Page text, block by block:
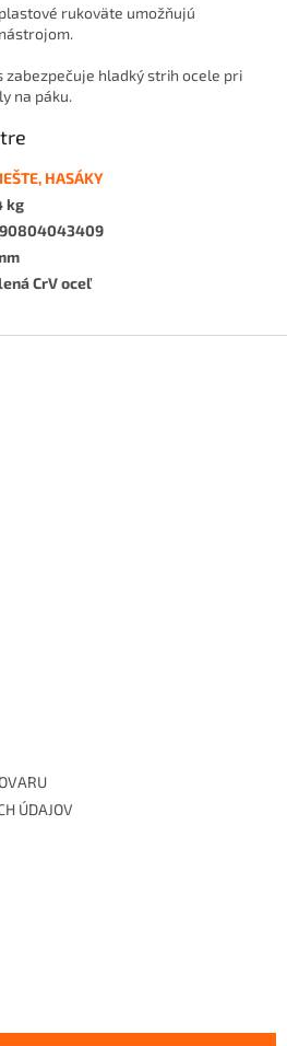
rukoväte umožňujú
zabezpečuje hladký strih ocele pri
na páku.
HASÁKY
kg
CrV oceľ
ÚDAJOV